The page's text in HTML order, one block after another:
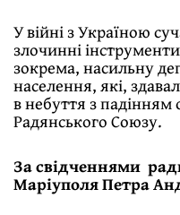
У війні з Україною
злочинні
зокрема, насильну
населення, які,
в небуття з падінням
Радянського Союзу.
За свідченнями
Маріуполя Петра